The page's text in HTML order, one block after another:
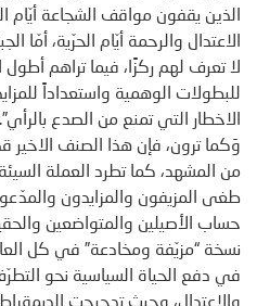
الذين يقفون مواقف الشجاعة
الاعتدال والرحمة أيّام الحرّية، أمّا
لا تعرف لهم ركزًا، فيما تراهم أطول
للبطولات الوهمية واستعداداً
الاخطار التي تمنع من الصدع بالرأي”.
وَكما ترون، فإن هذا الصنف الاخير
من المشهد، كما تطرد العملة
طغى المزيفون والمزايدون
حساب الأصيلين والمتواضعين
نسخة “مزيّفة ومخادعة” في كل
في دفع الحياة السياسية نحو
والاعتدال، وحيث تدحرجت